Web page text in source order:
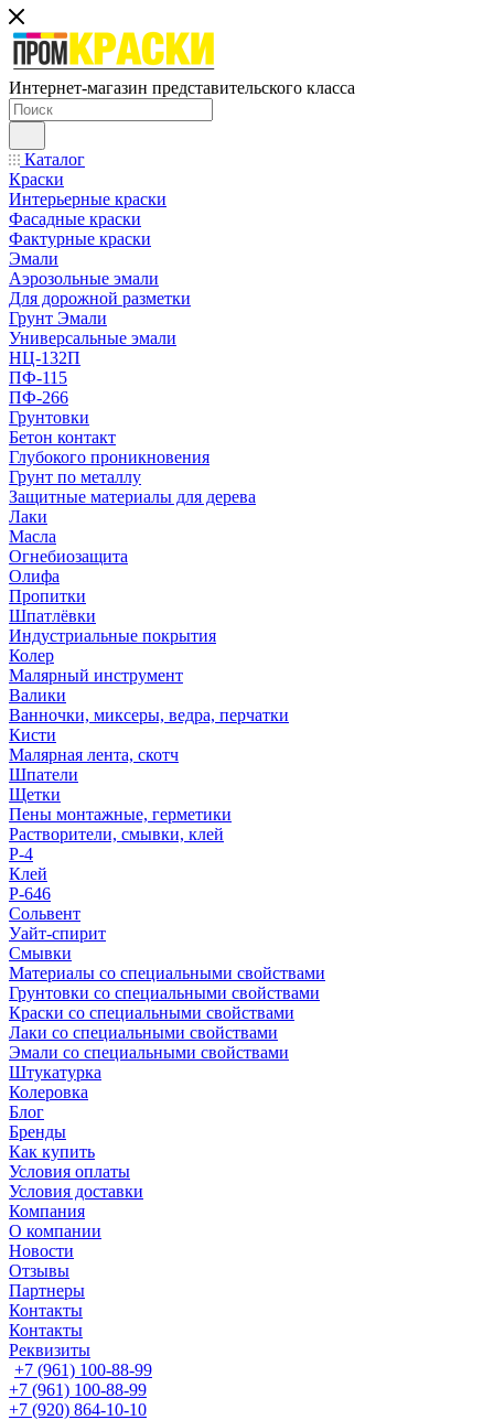
Интернет-магазин представительского класса
Каталог
Краски
Интерьерные краски
Фасадные краски
Фактурные краски
Эмали
Аэрозольные эмали
Для дорожной разметки
Грунт Эмали
Универсальные эмали
НЦ-132П
ПФ-115
ПФ-266
Грунтовки
Бетон контакт
Глубокого проникновения
Грунт по металлу
Защитные материалы для дерева
Лаки
Масла
Огнебиозащита
Олифа
Пропитки
Шпатлёвки
Индустриальные покрытия
Колер
Малярный инструмент
Валики
Ванночки, миксеры, ведра, перчатки
Кисти
Малярная лента, скотч
Шпатели
Щетки
Пены монтажные, герметики
Растворители, смывки, клей
Р-4
Клей
Р-646
Сольвент
Уайт-спирит
Смывки
Материалы со специальными свойствами
Грунтовки со специальными свойствами
Краски со специальными свойствами
Лаки со специальными свойствами
Эмали со специальными свойствами
Штукатурка
Колеровка
Блог
Бренды
Как купить
Условия оплаты
Условия доставки
Компания
О компании
Новости
Отзывы
Партнеры
Контакты
Контакты
Реквизиты
+7 (961) 100-88-99
+7 (961) 100-88-99
+7 (920) 864-10-10